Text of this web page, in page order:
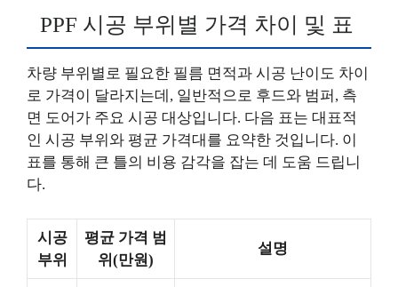
PPF 시공 부위별 가격 차이 및 표
차량 부위별로 필요한 필름 면적과 시공 난이도 차이
로 가격이 달라지는데, 일반적으로 후드와 범퍼, 측
면 도어가 주요 시공 대상입니다. 다음 표는 대표적
인 시공 부위와 평균 가격대를 요약한 것입니다. 이
표를 통해 큰 틀의 비용 감각을 잡는 데 도움 드립니
다.
시공
부위
평균 가격 범
위(만원)
설명